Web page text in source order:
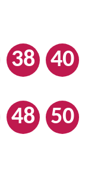
38 40
48 50